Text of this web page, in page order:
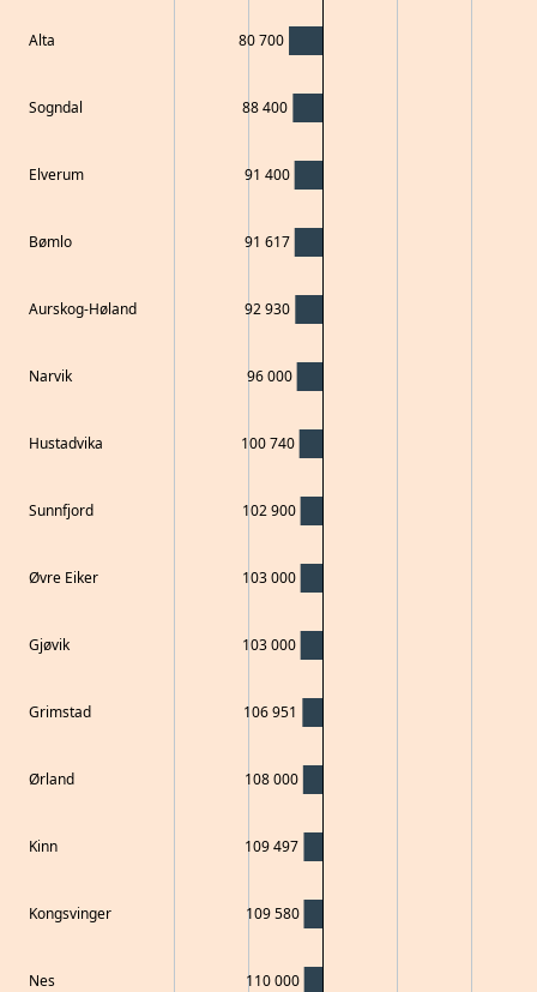
Alta
Sogndal
Elverum
Bømlo
Aurskog-Høland
Narvik
Hustadvika
Sunnfjord
Øvre Eiker
Gjøvik
Grimstad
Ørland
Kinn
Kongsvinger
Nes
80 700
88 400
91 400
91 617
92 930
96 000
100 740
102 900
103 000
103 000
106 951
108 000
109 497
109 580
110 000